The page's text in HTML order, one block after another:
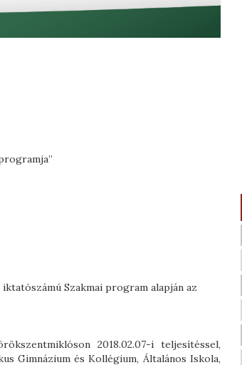
Szakmai program alapján az
2018.02.07-i teljesítéssel,
Gimnázium és Kollégium, Általános Iskola,